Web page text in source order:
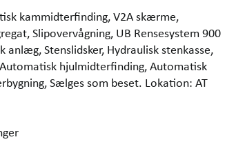
kammidterfinding, V2A skærme,
Slipovervågning, UB Rensesystem 900
Stenslidsker, Hydraulisk stenkasse,
hjulmidterfinding, Automatisk
Sælges som beset. Lokation: AT